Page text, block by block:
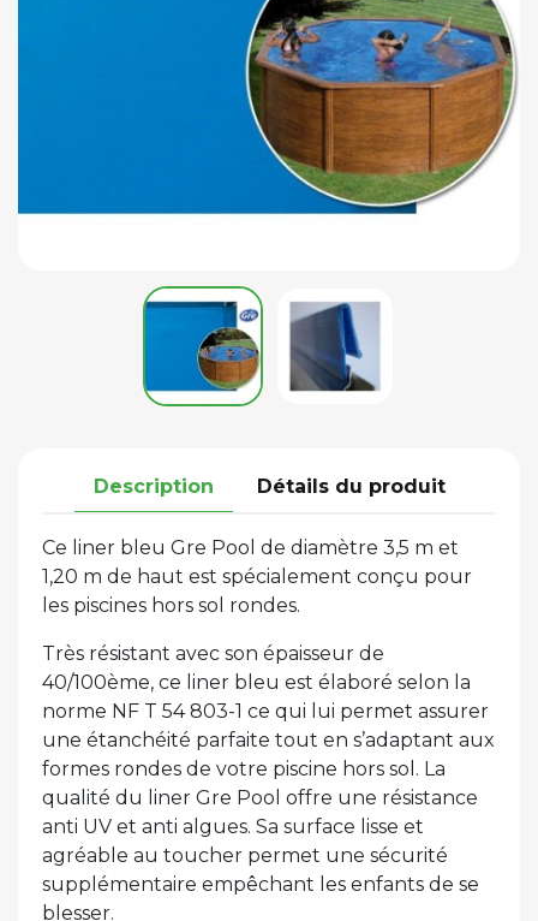
Description Détails du produit
Ce liner bleu Gre Pool de diamètre 3,5 m et
1,20 m de haut est spécialement conçu pour
les piscines hors sol rondes.
Très résistant avec son épaisseur de
40/100ème, ce liner bleu est élaboré selon la
norme NF T 54 803-1 ce qui lui permet assurer
une étanchéité parfaite tout en s’adaptant aux
formes rondes de votre piscine hors sol. La
qualité du liner Gre Pool offre une résistance
anti UV et anti algues. Sa surface lisse et
agréable au toucher permet une sécurité
supplémentaire empêchant les enfants de se
blesser.